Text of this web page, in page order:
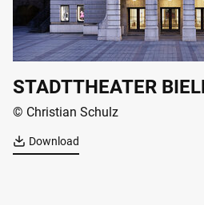
STADTTHEATER
© Christian Schulz
Download